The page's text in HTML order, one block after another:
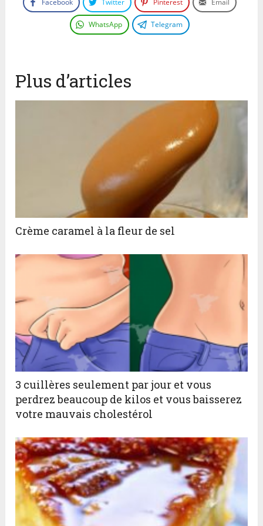
Facebook Twitter Pinterest Email
WhatsApp Telegram
Plus d’articles
Crème caramel à la fleur de sel
3 cuillères seulement par jour et vous
perdrez beaucoup de kilos et vous baisserez
votre mauvais cholestérol